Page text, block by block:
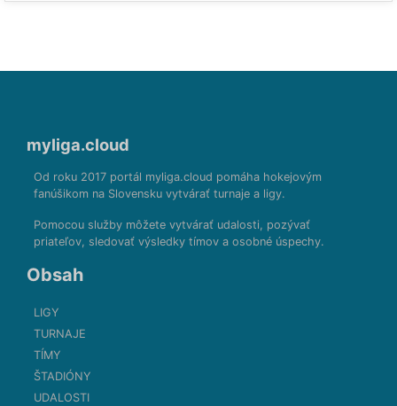
myliga.cloud
Od roku 2017 portál myliga.cloud pomáha hokejovým
fanúšikom na Slovensku vytvárať turnaje a ligy.
Pomocou služby môžete vytvárať udalosti, pozývať
priateľov, sledovať výsledky tímov a osobné úspechy.
Obsah
LIGY
TURNAJE
TÍMY
ŠTADIÓNY
UDALOSTI